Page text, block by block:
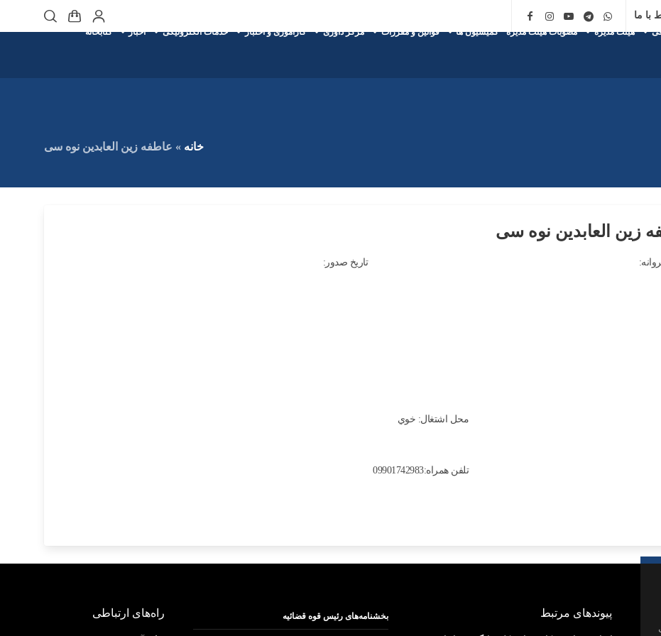
با ما
هیئت مدیره مصوبات هیئت مدیره کمیسیون ها قوانین و مقررات مرکز داوری کارآموزی و اختبار خدمات الکترونیکی اخبار کتابخانه
خانه » عاطفه زین العابدین نوه سی
زین العابدین نوه سی
تاریخ صدور:
محل اشتغال: خوي
تلفن همراه:09901742983
پیوندهای مرتبط بخشنامه‌های رئیس قوه قضائیه راه‌های ارتباطی